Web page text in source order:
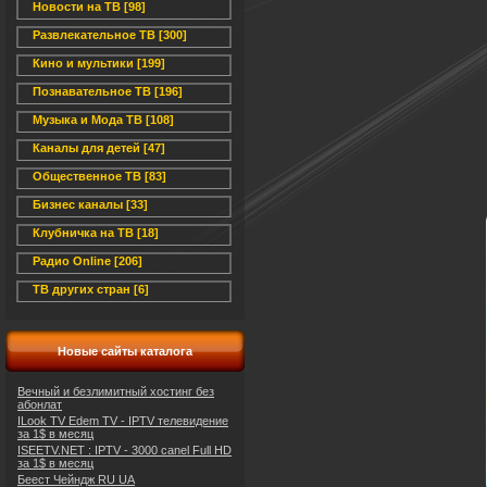
Новости на ТВ [98]
Развлекательное ТВ [300]
Кино и мультики [199]
Познавательное ТВ [196]
Музыка и Мода ТВ [108]
Каналы для детей [47]
Общественное ТВ [83]
Бизнес каналы [33]
Клубничка на ТВ [18]
Радио Online [206]
ТВ других стран [6]
Новые сайты каталога
Вечный и безлимитный хостинг без
абонлат
ILook TV Edem TV - IPTV телевидение
за 1$ в месяц
ISEETV.NET : IPTV - 3000 canel Full HD
за 1$ в месяц
Беест Чейндж RU UA